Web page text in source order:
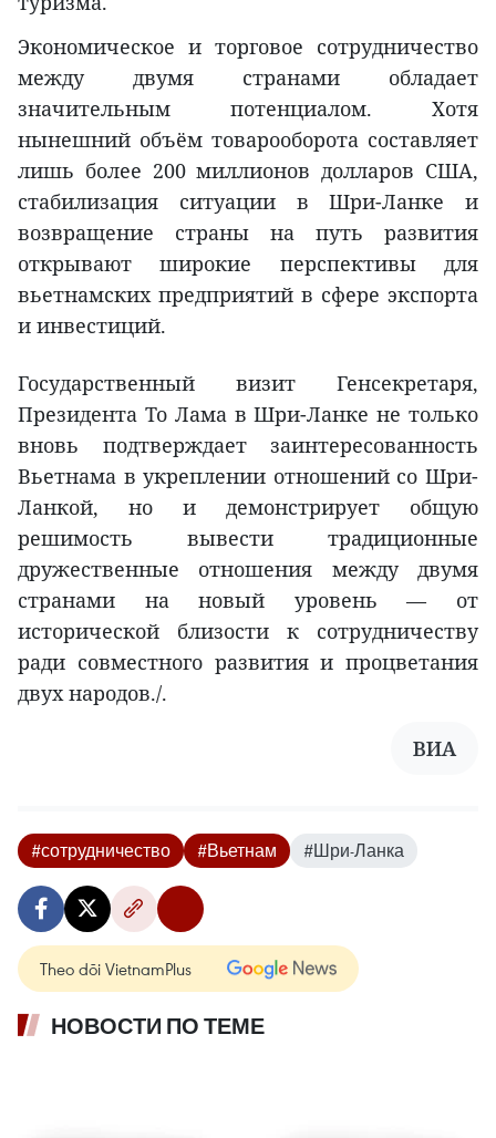
Экономическое и торговое сотрудничество
между двумя странами обладает
значительным потенциалом. Хотя
нынешний объём товарооборота составляет
лишь более 200 миллионов долларов США,
стабилизация ситуации в Шри-Ланке и
возвращение страны на путь развития
открывают широкие перспективы для
вьетнамских предприятий в сфере экспорта
и инвестиций.
Государственный визит Генсекретаря,
Президента То Лама в Шри-Ланке не только
вновь подтверждает заинтересованность
Вьетнама в укреплении отношений со Шри-
Ланкой, но и демонстрирует общую
решимость вывести традиционные
дружественные отношения между двумя
странами на новый уровень — от
исторической близости к сотрудничеству
ради совместного развития и процветания
двух народов./.
ВИA
#сотрудничество #Вьетнам #Шри-Ланка
Theo dõi VietnamPlus
НОВОСТИ ПО ТЕМЕ